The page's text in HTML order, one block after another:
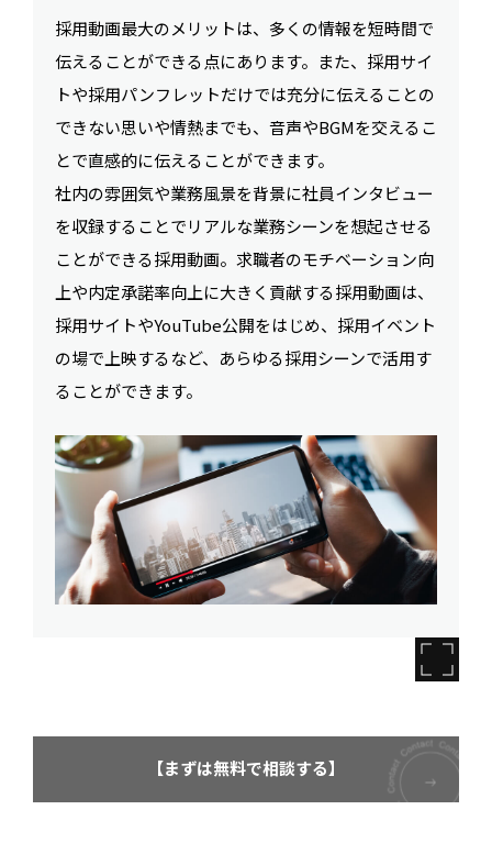
採用動画最大のメリットは、多くの情報を短時間で
伝えることができる点にあります。また、採用サイ
トや採用パンフレットだけでは充分に伝えることの
できない思いや情熱までも、音声やBGMを交えるこ
とで直感的に伝えることができます。
社内の雰囲気や業務風景を背景に社員インタビュー
を収録することでリアルな業務シーンを想起させる
ことができる採用動画。求職者のモチベーション向
上や内定承諾率向上に大きく貢献する採用動画は、
採用サイトやYouTube公開をはじめ、採用イベント
の場で上映するなど、あらゆる採用シーンで活用す
ることができます。
【まずは無料で相談する】